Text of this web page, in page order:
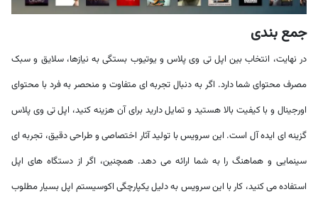
جمع بندی
در نهایت، انتخاب بین اپل تی وی پلاس و یوتیوب بستگی به نیازها، سلایق و سبک
مصرف محتوای شما دارد. اگر به دنبال تجربه ای متفاوت و منحصر به فرد با محتوای
اورجینال و با کیفیت بالا هستید و تمایل دارید برای آن هزینه کنید، اپل تی وی پلاس
گزینه ای ایده آل است. این سرویس با تولید آثار اختصاصی و طراحی دقیق، تجربه ای
سینمایی و هماهنگ را به شما ارائه می دهد. همچنین، اگر از دستگاه های اپل
استفاده می کنید، کار با این سرویس به دلیل یکپارچگی اکوسیستم اپل بسیار مطلوب